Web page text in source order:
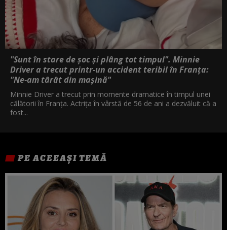
"Sunt în stare de șoc și plâng tot timpul". Minnie
Driver a trecut printr-un accident teribil în Franța:
"Ne-am târât din mașină"
Minnie Driver a trecut prin momente dramatice în timpul unei
călătorii în Franța. Actrița în vârstă de 56 de ani a dezvăluit că a
fost...
PE ACEEAȘI TEMĂ